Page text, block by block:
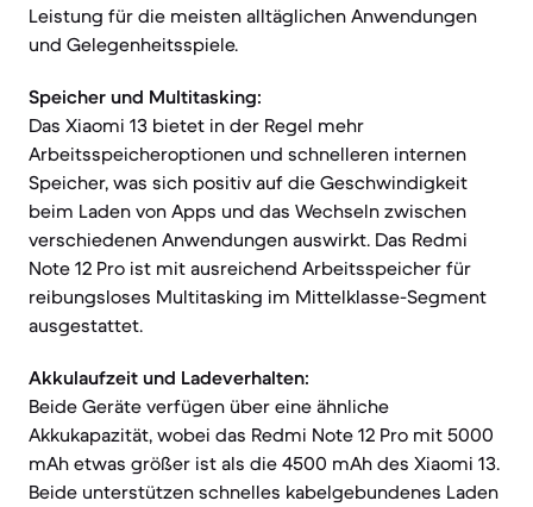
Leistung für die meisten alltäglichen Anwendungen
und Gelegenheitsspiele.
Speicher und Multitasking:
Das Xiaomi 13 bietet in der Regel mehr
Arbeitsspeicheroptionen und schnelleren internen
Speicher, was sich positiv auf die Geschwindigkeit
beim Laden von Apps und das Wechseln zwischen
verschiedenen Anwendungen auswirkt. Das Redmi
Note 12 Pro ist mit ausreichend Arbeitsspeicher für
reibungsloses Multitasking im Mittelklasse-Segment
ausgestattet.
Akkulaufzeit und Ladeverhalten:
Beide Geräte verfügen über eine ähnliche
Akkukapazität, wobei das Redmi Note 12 Pro mit 5000
mAh etwas größer ist als die 4500 mAh des Xiaomi 13.
Beide unterstützen schnelles kabelgebundenes Laden